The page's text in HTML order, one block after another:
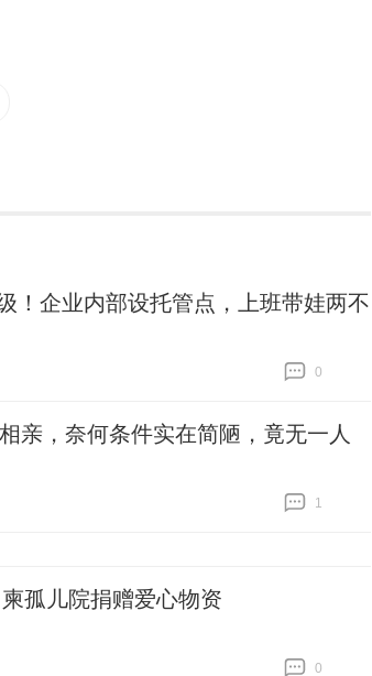
！企业内部设托管点，上班带娃两不
0
亲，奈何条件实在简陋，竟无一人
1
孤儿院捐赠爱心物资
0